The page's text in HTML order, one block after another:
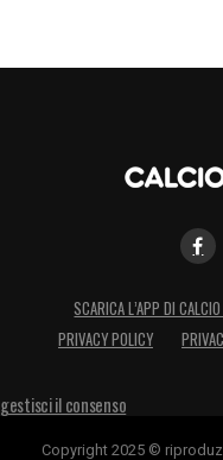
SCARICA L’APP DI
PRIVACY POLICY
gestisci il consenso
Copyright 2025 ©